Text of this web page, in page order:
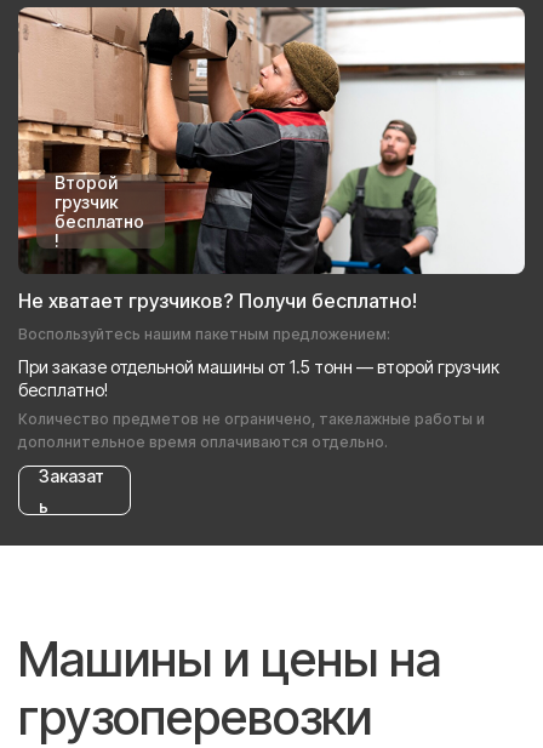
Второй
грузчик
бесплатно
!
Не хватает грузчиков? Получи бесплатно!
Воспользуйтесь нашим пакетным предложением:
При заказе отдельной машины от 1.5 тонн — второй грузчик
бесплатно!
Количество предметов не ограничено, такелажные работы и
дополнительное время оплачиваются отдельно.
Заказат
ь
Машины и цены на
грузоперевозки